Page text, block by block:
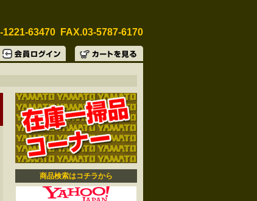
1221-63470 FAX.03-5787-6170
商品検索はコチラから